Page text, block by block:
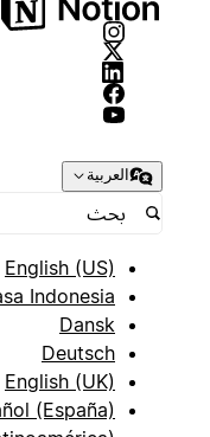
العربية
English (US)
Bahasa Indonesia
Dansk
Deutsch
English (UK)
Español (España)